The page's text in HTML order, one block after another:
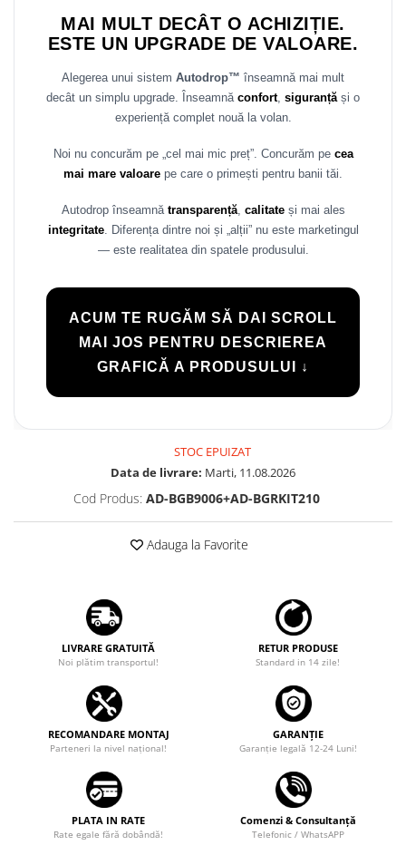
MAI MULT DECÂT O ACHIZIȚIE.
ESTE UN UPGRADE DE VALOARE.
Alegerea unui sistem Autodrop™ înseamnă mai mult
decât un simplu upgrade. Înseamnă confort, siguranță și o
experiență complet nouă la volan.
Noi nu concurăm pe „cel mai mic preț”. Concurăm pe cea
mai mare valoare pe care o primești pentru banii tăi.
Autodrop înseamnă transparență, calitateși mai ales
integritate. Diferența dintre noi și „alții” nu este marketingul
— este realitatea din spatele produsului.
ACUM TE RUGĂM SĂ DAI SCROLL
MAI JOS PENTRU DESCRIEREA
GRAFICĂ A PRODUSULUI ↓
STOC EPUIZAT
Data de livrare: Marti, 11.08.2026
Cod Produs: AD-BGB9006+AD-BGRKIT210
Adauga la Favorite
LIVRARE GRATUITĂ
Noi plătim transportul!
RETUR PRODUSE
Standard in 14 zile!
RECOMANDARE MONTAJ
Parteneri la nivel național!
GARANȚIE
Garanţie legală 12-24 Luni!
PLATA IN RATE
Rate egale fără dobândă!
Comenzi & Consultanță
Telefonic / WhatsAPP